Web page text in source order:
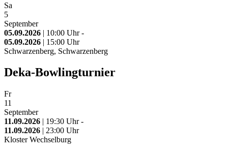
Sa
5
September
05.09.2026 | 10:00 Uhr -
05.09.2026 | 15:00 Uhr
Schwarzenberg, Schwarzenberg
Deka-Bowlingturnier
Fr
11
September
11.09.2026 | 19:30 Uhr -
11.09.2026 | 23:00 Uhr
Kloster Wechselburg